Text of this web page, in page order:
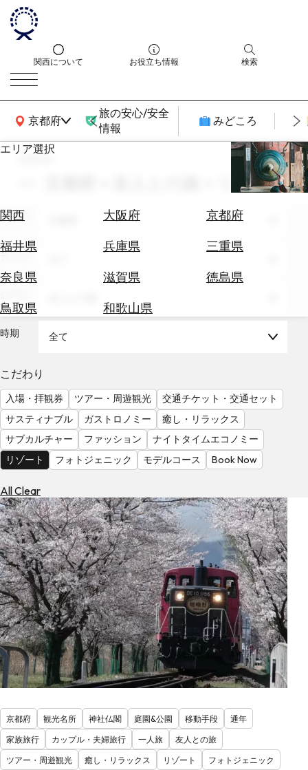
関西について お役立ち情報 検索
京都府
関西広域MAP
旅の安心/安全
情報
みどころ
エリア選択
関西 大阪府
京都府
福井県
兵庫県
三重県
奈良県
滋賀県
徳島県
鳥取県
和歌山県
エ
券
テ
を
調
べ
る
天
気
を
見
る
search
京都府 × 友人との旅 × リゾート
エリア
テーマ
時期 全て
こだわり
入場・拝観券 ツアー・周遊観光
交通チケット・交通セット
サスティナブル
ガストロノミー
癒し・リラックス
サブカルチャー
ファッション
ナイトタイムエコノミー
リゾート
フォトジェニック モデルコース Book Now
All Clear
京都府 観光名所 神社仏閣 庭園&公園 移動手段
通年
家族旅行
カップル・夫婦旅行 一人旅
友人との旅
ツアー・周遊観光
癒し・リラックス リゾート
フォトジェニック